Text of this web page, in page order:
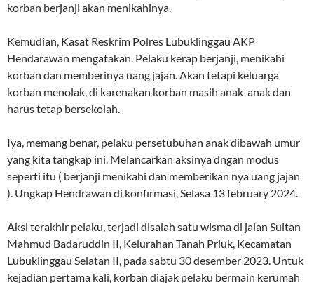
korban berjanji akan menikahinya.
Kemudian, Kasat Reskrim Polres Lubuklinggau AKP
Hendarawan mengatakan. Pelaku kerap berjanji, menikahi
korban dan memberinya uang jajan. Akan tetapi keluarga
korban menolak, di karenakan korban masih anak-anak dan
harus tetap bersekolah.
Iya, memang benar, pelaku persetubuhan anak dibawah umur
yang kita tangkap ini. Melancarkan aksinya dngan modus
seperti itu ( berjanji menikahi dan memberikan nya uang jajan
). Ungkap Hendrawan di konfirmasi, Selasa 13 february 2024.
Aksi terakhir pelaku, terjadi disalah satu wisma di jalan Sultan
Mahmud Badaruddin II, Kelurahan Tanah Priuk, Kecamatan
Lubuklinggau Selatan II, pada sabtu 30 desember 2023. Untuk
kejadian pertama kali, korban diajak pelaku bermain kerumah